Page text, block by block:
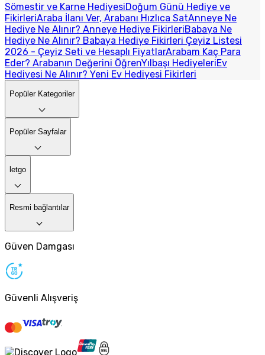
Sömestir ve Karne HediyesiDoğum Günü Hediye ve
FikirleriAraba İlanı Ver, Arabanı Hızlıca SatAnneye Ne
Hediye Ne Alınır? Anneye Hediye FikirleriBabaya Ne
Hediye Ne Alınır? Babaya Hediye Fikirleri Çeyiz Listesi
2026 - Çeyiz Seti ve Hesaplı FiyatlarArabam Kaç Para
Eder? Arabanın Değerini ÖğrenYılbaşı HediyeleriEv
Hediyesi Ne Alınır? Yeni Ev Hediyesi Fikirleri
Popüler Kategoriler
Popüler Sayfalar
letgo
Resmi bağlantılar
Güven Damgası
Güvenli Alışveriş